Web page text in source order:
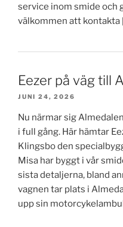
service inom smide och
välkommen att kontakta
Eezer på väg till
JUNI 24, 2026
Nu närmar sig
i full gång. Här hämtar
Klingsbo den
Misa har byggt i vår
sista detaljerna, bland
vagnen tar plats i
upp sin